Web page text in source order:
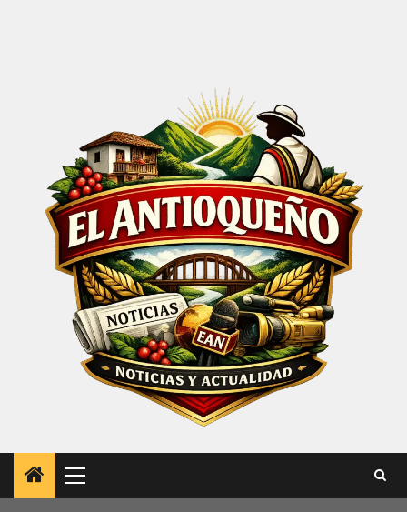
Menú
principal